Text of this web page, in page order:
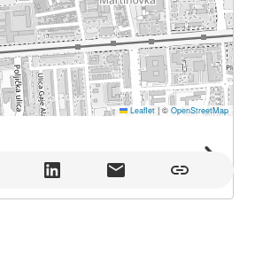
Leaflet |© OpenStreetMap